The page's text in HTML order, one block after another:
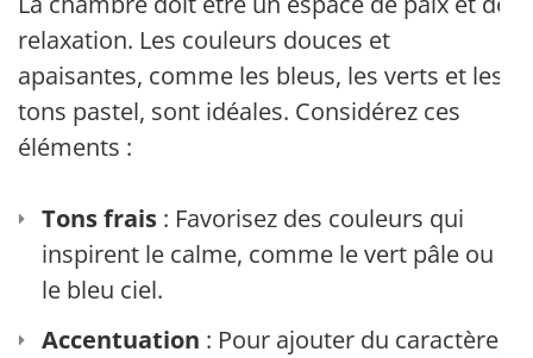
relaxation. Les couleurs douces et
apaisantes, comme les bleus, les verts et les
tons pastel, sont idéales. Considérez ces
éléments :
Tons frais : Favorisez des couleurs qui
inspirent le calme, comme le vert pâle ou
le bleu ciel.
Accentuation : Pour ajouter du caractère,